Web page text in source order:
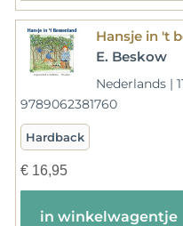
Hansje in 't
E. Beskow
Nederlands |
9789062381760
Hardback
€16,95
in winkelwagentje